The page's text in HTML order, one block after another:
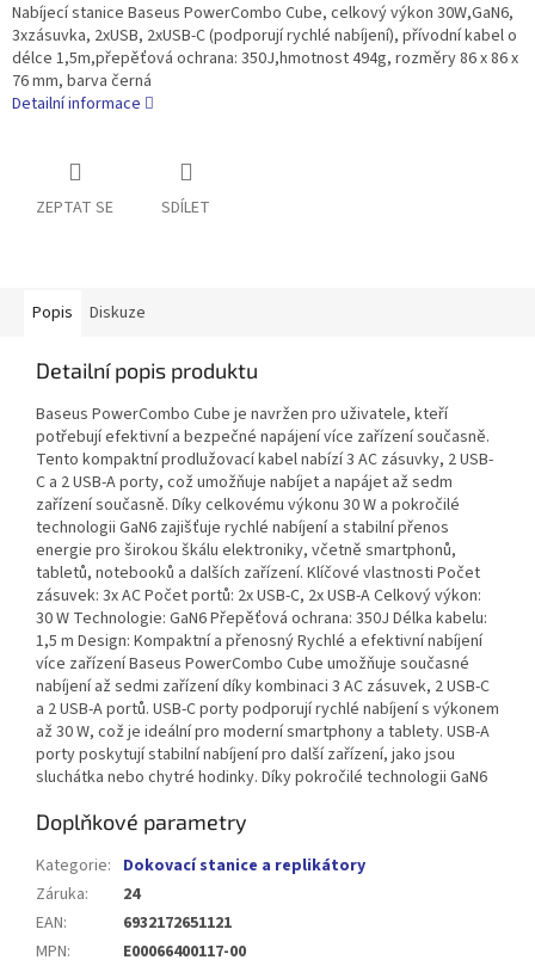
Nabíjecí stanice Baseus PowerCombo Cube, celkový výkon 30W,GaN6,
3xzásuvka, 2xUSB, 2xUSB-C (podporují rychlé nabíjení), přívodní kabel o
délce 1,5m,přepěťová ochrana: 350J,hmotnost 494g, rozměry 86 x 86 x
76 mm, barva černá
Detailní informace
ZEPTAT SE SDÍLET
Popis Diskuze
Detailní popis produktu
Baseus PowerCombo Cube je navržen pro uživatele, kteří
potřebují efektivní a bezpečné napájení více zařízení současně.
Tento kompaktní prodlužovací kabel nabízí 3 AC zásuvky, 2 USB-
C a 2 USB-A porty, což umožňuje nabíjet a napájet až sedm
zařízení současně. Díky celkovému výkonu 30 W a pokročilé
technologii GaN6 zajišťuje rychlé nabíjení a stabilní přenos
energie pro širokou škálu elektroniky, včetně smartphonů,
tabletů, notebooků a dalších zařízení. Klíčové vlastnosti Počet
zásuvek: 3x AC Počet portů: 2x USB-C, 2x USB-A Celkový výkon:
30 W Technologie: GaN6 Přepěťová ochrana: 350J Délka kabelu:
1,5 m Design: Kompaktní a přenosný Rychlé a efektivní nabíjení
více zařízení Baseus PowerCombo Cube umožňuje současné
nabíjení až sedmi zařízení díky kombinaci 3 AC zásuvek, 2 USB-C
a 2 USB-A portů. USB-C porty podporují rychlé nabíjení s výkonem
až 30 W, což je ideální pro moderní smartphony a tablety. USB-A
porty poskytují stabilní nabíjení pro další zařízení, jako jsou
sluchátka nebo chytré hodinky. Díky pokročilé technologii GaN6
Doplňkové parametry
Kategorie: Dokovací stanice a replikátory
Záruka:
24
EAN:
6932172651121
MPN: E00066400117-00